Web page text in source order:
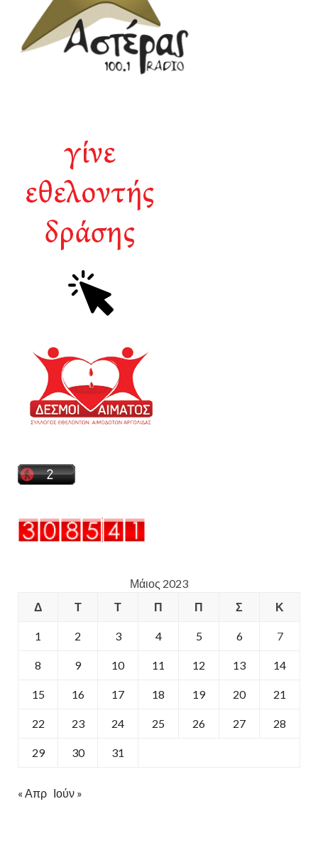
Μάιος 2023
Δ
Τ Τ Π Π Σ Κ
1 2 3 4 5 6 7
8 9 10 11 12 13 14
15 16 17 18 19 20 21
22 23 24 25 26 27 28
29 30 31
« Απρ Ιούν »